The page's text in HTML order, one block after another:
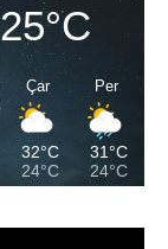
25°C
Çar
32°C
24°C
Per
31°C
24°C